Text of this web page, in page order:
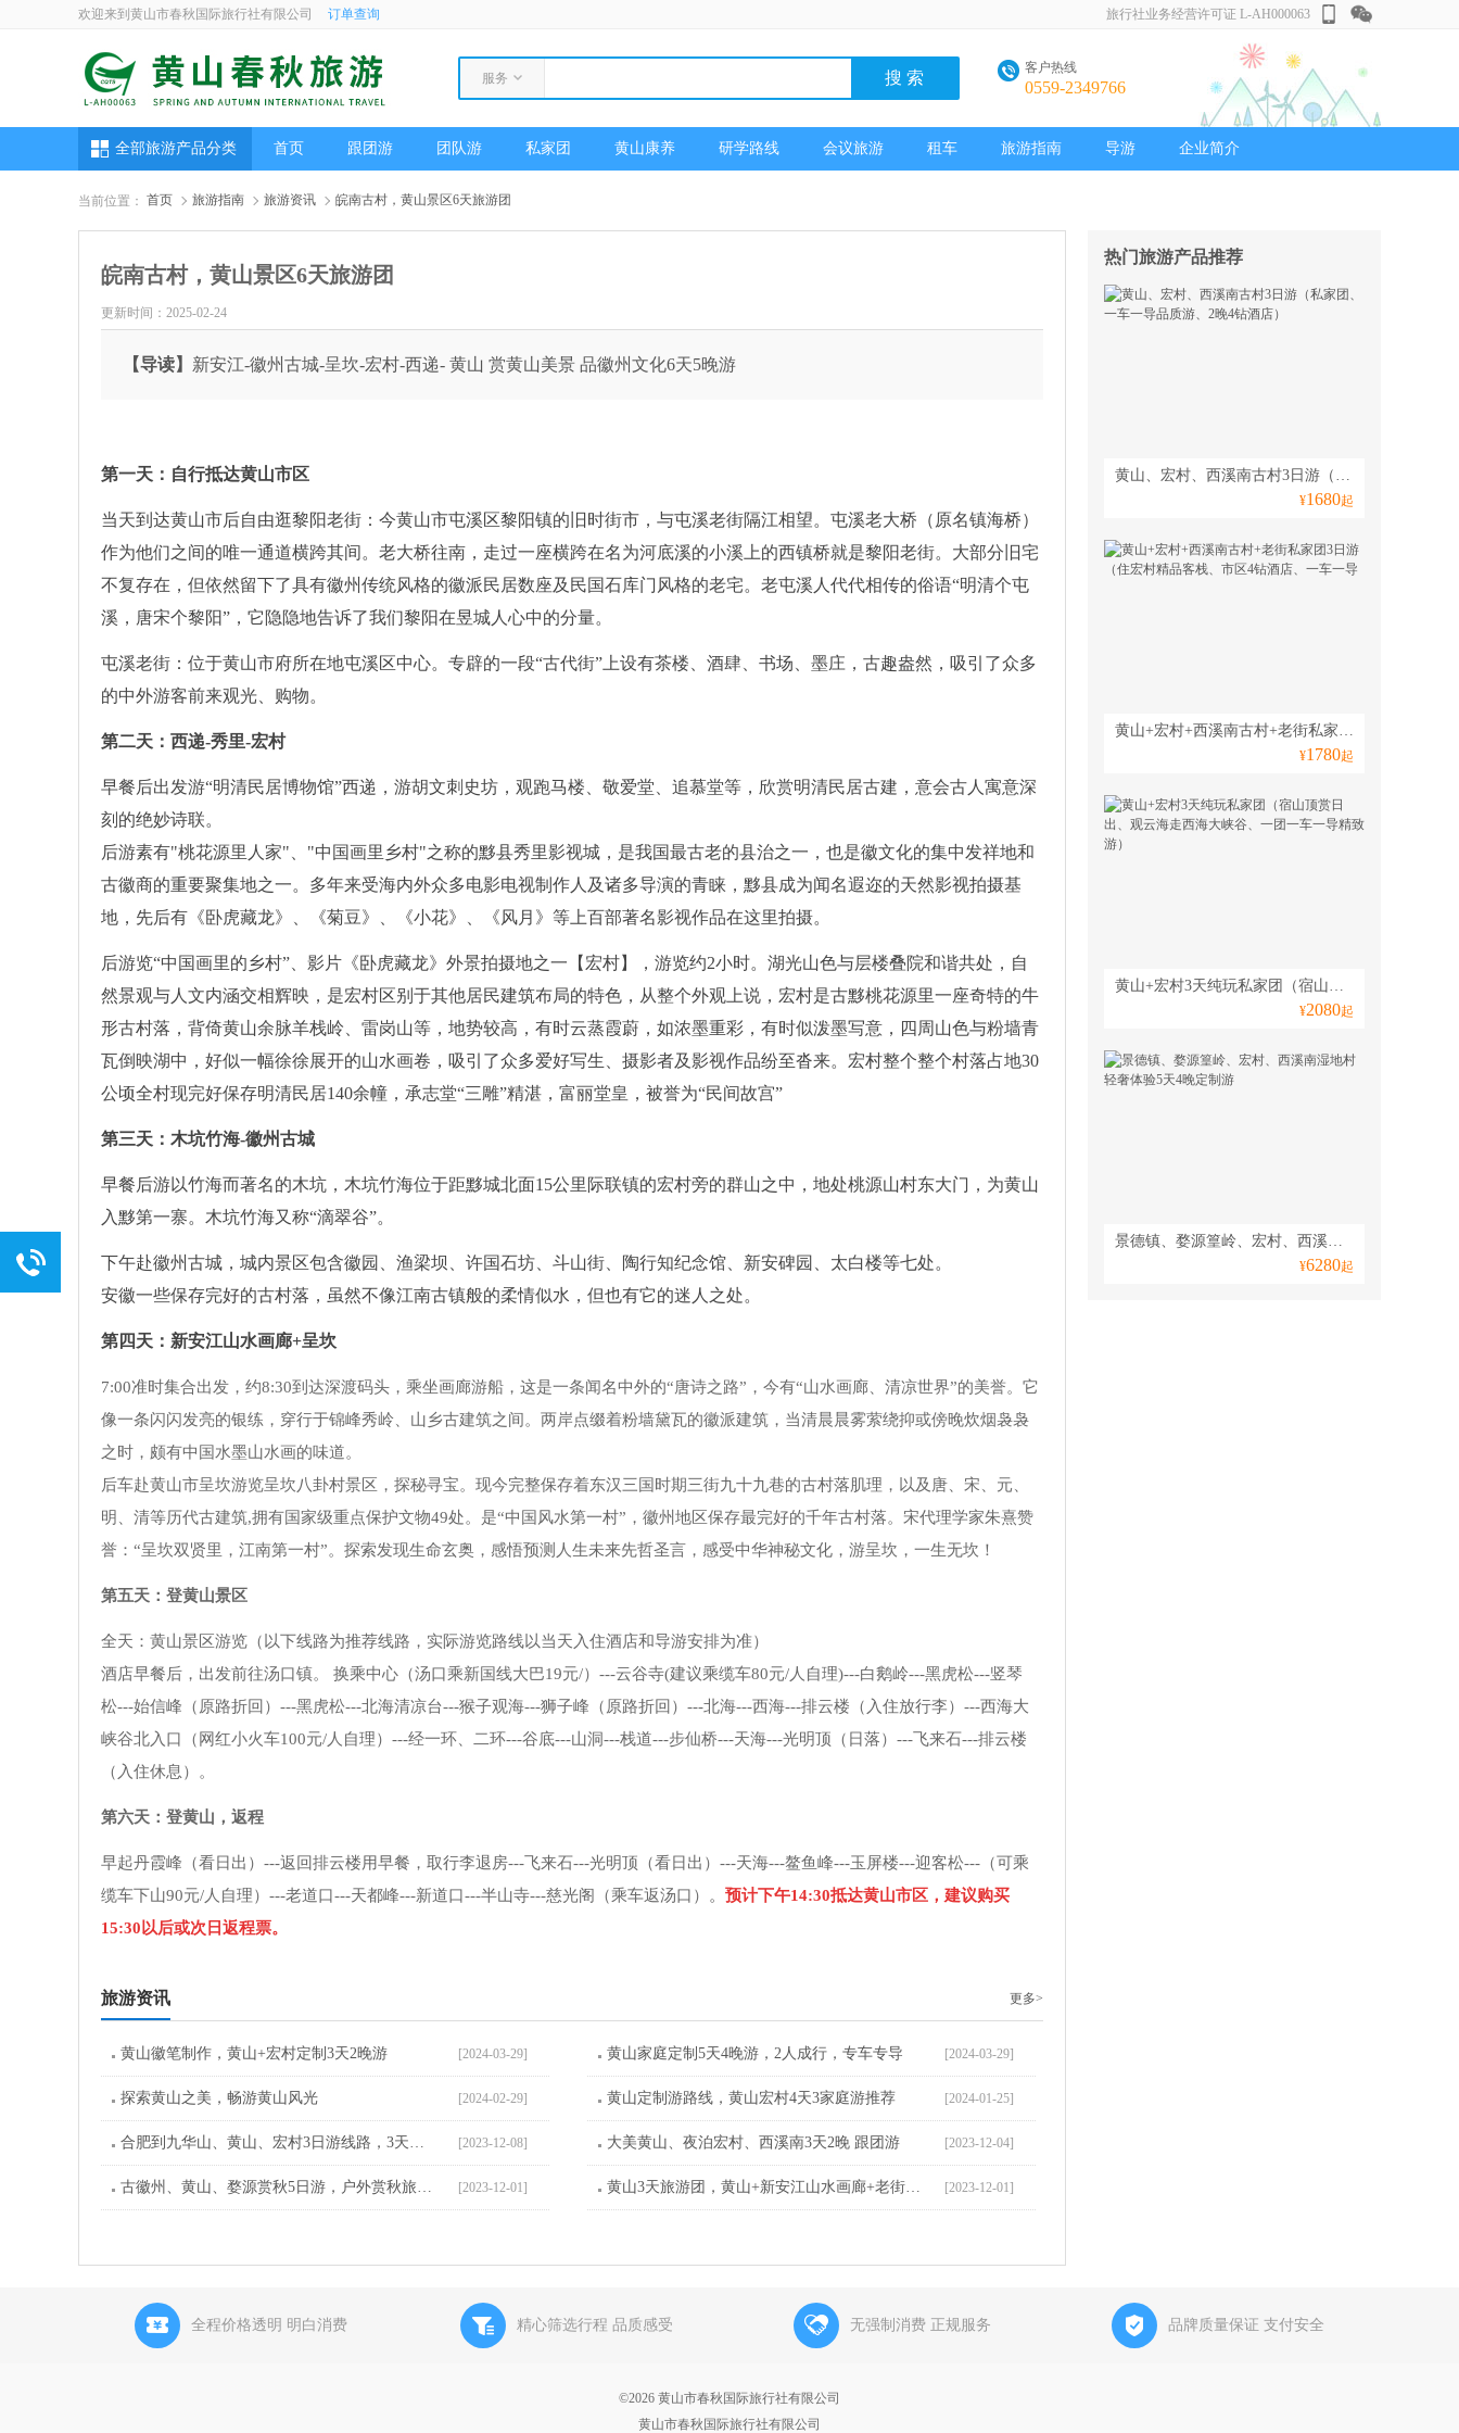
欢迎来到黄山市春秋国际旅行社有限公司 订单查询 旅行社业务经营许可证 L-AH000063
服务
客户热线
0559-2349766
全部旅游产品分类 首页 跟团游 团队游 私家团 黄山康养 研学路线 会议旅游 租车 旅游指南 导游 企业简介
当前位置： 首页 旅游指南 旅游资讯 皖南古村，黄山景区6天旅游团
热门旅游产品推荐
黄山、宏村、西溪南古村3日游（私家团、一车一导品质游、2晚4钻酒店）
¥1680起
黄山+宏村+西溪南古村+老街私家团3日游（住宏村精品客栈、市区4钻酒店、一车一导
¥1780起
黄山+宏村3天纯玩私家团（宿山顶赏日出、观云海走西海大峡谷、一团一车一导精致游）
¥2080起
景德镇、婺源篁岭、宏村、西溪南湿地村轻奢体验5天4晚定制游
¥6280起
皖南古村，黄山景区6天旅游团
更新时间：2025-02-24
【导读】 新安江-徽州古城-呈坎-宏村-西递- 黄山 赏黄山美景 品徽州文化6天5晚游
第一天：自行抵达黄山市区
当天到达黄山市后自由逛黎阳老街：今黄山市屯溪区黎阳镇的旧时街市，与屯溪老街隔江相望。屯溪老大桥（原名镇海桥）
作为他们之间的唯一通道横跨其间。老大桥往南，走过一座横跨在名为河底溪的小溪上的西镇桥就是黎阳老街。大部分旧宅
不复存在，但依然留下了具有徽州传统风格的徽派民居数座及民国石库门风格的老宅。老屯溪人代代相传的俗语“明清个屯
溪，唐宋个黎阳”，它隐隐地告诉了我们黎阳在昱城人心中的分量。
屯溪老街：位于黄山市府所在地屯溪区中心。专辟的一段“古代街”上设有茶楼、酒肆、书场、墨庄，古趣盎然，吸引了众多
的中外游客前来观光、购物。
第二天：西递-秀里-宏村
早餐后出发游“明清民居博物馆”西递，游胡文刺史坊，观跑马楼、敬爱堂、追慕堂等，欣赏明清民居古建，意会古人寓意深
刻的绝妙诗联。
后游素有"桃花源里人家"、"中国画里乡村"之称的黟县秀里影视城，是我国最古老的县治之一，也是徽文化的集中发祥地和
古徽商的重要聚集地之一。多年来受海内外众多电影电视制作人及诸多导演的青睐，黟县成为闻名遐迩的天然影视拍摄基
地，先后有《卧虎藏龙》、《菊豆》、《小花》、《风月》等上百部著名影视作品在这里拍摄。
后游览“中国画里的乡村”、影片《卧虎藏龙》外景拍摄地之一【宏村】，游览约2小时。湖光山色与层楼叠院和谐共处，自
然景观与人文内涵交相辉映，是宏村区别于其他居民建筑布局的特色，从整个外观上说，宏村是古黟桃花源里一座奇特的牛
形古村落，背倚黄山余脉羊栈岭、雷岗山等，地势较高，有时云蒸霞蔚，如浓墨重彩，有时似泼墨写意，四周山色与粉墙青
瓦倒映湖中，好似一幅徐徐展开的山水画卷，吸引了众多爱好写生、摄影者及影视作品纷至沓来。宏村整个整个村落占地30
公顷全村现完好保存明清民居140余幢，承志堂“三雕”精湛，富丽堂皇，被誉为“民间故宫”
第三天：木坑竹海-徽州古城
早餐后游以竹海而著名的木坑，木坑竹海位于距黟城北面15公里际联镇的宏村旁的群山之中，地处桃源山村东大门，为黄山
入黟第一寨。木坑竹海又称“滴翠谷”。
下午赴徽州古城，城内景区包含徽园、渔梁坝、许国石坊、斗山街、陶行知纪念馆、新安碑园、太白楼等七处。
安徽一些保存完好的古村落，虽然不像江南古镇般的柔情似水，但也有它的迷人之处。
第四天：新安江山水画廊+呈坎
7:00准时集合出发，约8:30到达深渡码头，乘坐画廊游船，这是一条闻名中外的“唐诗之路”，今有“山水画廊、清凉世界”的美誉。它
像一条闪闪发亮的银练，穿行于锦峰秀岭、山乡古建筑之间。两岸点缀着粉墙黛瓦的徽派建筑，当清晨晨雾萦绕抑或傍晚炊烟袅袅
之时，颇有中国水墨山水画的味道。
后车赴黄山市呈坎游览呈坎八卦村景区，探秘寻宝。现今完整保存着东汉三国时期三街九十九巷的古村落肌理，以及唐、宋、元、
明、清等历代古建筑,拥有国家级重点保护文物49处。是“中国风水第一村”，徽州地区保存最完好的千年古村落。宋代理学家朱熹赞
誉：“呈坎双贤里，江南第一村”。探索发现生命玄奥，感悟预测人生未来先哲圣言，感受中华神秘文化，游呈坎，一生无坎！
第五天：登黄山景区
全天：黄山景区游览（以下线路为推荐线路，实际游览路线以当天入住酒店和导游安排为准）
酒店早餐后，出发前往汤口镇。 换乘中心（汤口乘新国线大巴19元/）---云谷寺(建议乘缆车80元/人自理)---白鹅岭---黑虎松---竖琴
松---始信峰（原路折回）---黑虎松---北海清凉台---猴子观海---狮子峰（原路折回）---北海---西海---排云楼（入住放行李）---西海大
峡谷北入口（网红小火车100元/人自理）---经一环、二环---谷底---山洞---栈道---步仙桥---天海---光明顶（日落）---飞来石---排云楼
（入住休息）。
第六天：登黄山，返程
早起丹霞峰（看日出）---返回排云楼用早餐，取行李退房---飞来石---光明顶（看日出）---天海---鳌鱼峰---玉屏楼---迎客松---（可乘
缆车下山90元/人自理）---老道口---天都峰---新道口---半山寺---慈光阁（乘车返汤口） 。 预计下午14:30抵达黄山市区，建议购买
15:30以后或次日返程票。
旅游资讯 更多>
[2024-03-29]
黄山徽笔制作，黄山+宏村定制3天2晚游 [2024-03-29]
黄山家庭定制5天4晚游，2人成行，专车专导
[2024-02-29]
探索黄山之美，畅游黄山风光 [2024-01-25]
黄山定制游路线，黄山宏村4天3家庭游推荐
[2023-12-08]
合肥到九华山、黄山、宏村3日游线路，3天旅游团 [2023-12-04]
大美黄山、夜泊宏村、西溪南3天2晚 跟团游
[2023-12-01]
古徽州、黄山、婺源赏秋5日游，户外赏秋旅游线路 [2023-12-01]
黄山3天旅游团，黄山+新安江山水画廊+老街3日游
全程价格透明 明白消费 精心筛选行程 品质感受 无强制消费 正规服务 品牌质量保证 支付安全
©2026 黄山市春秋国际旅行社有限公司
黄山市春秋国际旅行社有限公司